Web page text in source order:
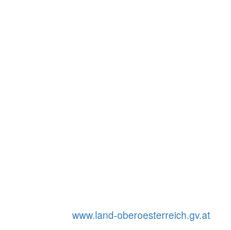
www.land-oberoesterreich.gv.at